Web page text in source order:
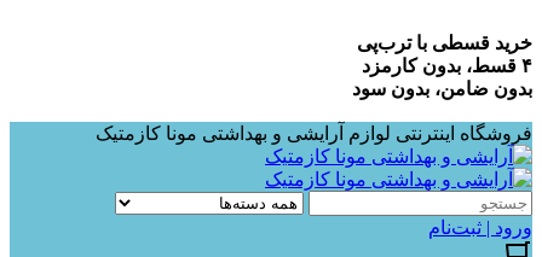
خرید قسطی با ترب‌پی
۴ قسط، بدون کارمزد
بدون ضامن، بدون سود
فروشگاه اینترنتی لوازم آرایشی و بهداشتی مونا کازمتیک
ورود | ثبت‌نام